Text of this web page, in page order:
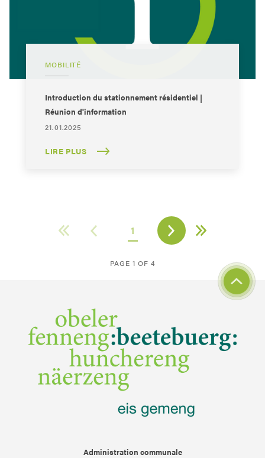
MOBILITÉ
Introduction du stationnement résidentiel |
Réunion d'information
21.01.2025
LIRE PLUS
1
PAGE 1 OF 4
Administration communale